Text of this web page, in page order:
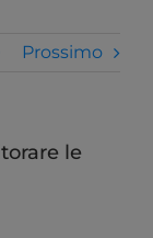
Prossimo
le